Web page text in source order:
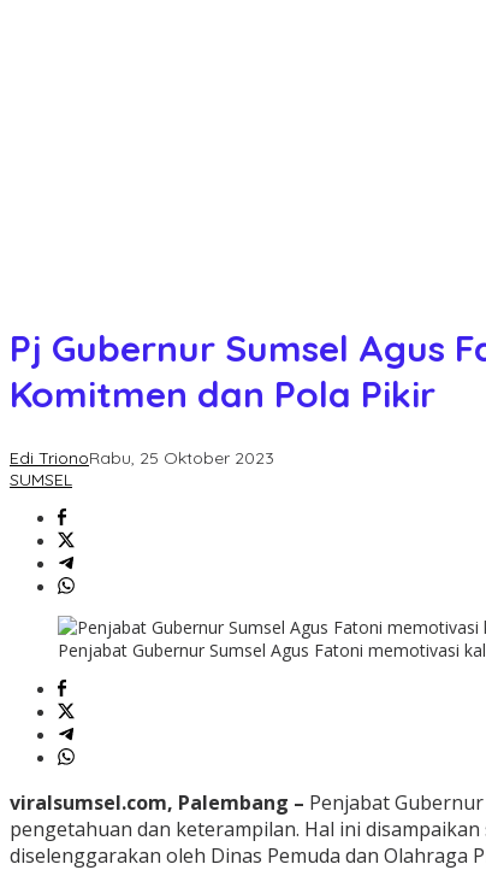
Pj Gubernur Sumsel Agus
Komitmen dan Pola Pikir
Edi TrionoRabu, 25 Oktober 2023
SUMSEL
Penjabat Gubernur Sumsel Agus Fatoni memotivasi
viralsumsel.com, Palembang – Penjabat
pengetahuan dan keterampilan. Hal ini
diselenggarakan oleh Dinas Pemuda dan Olahraga